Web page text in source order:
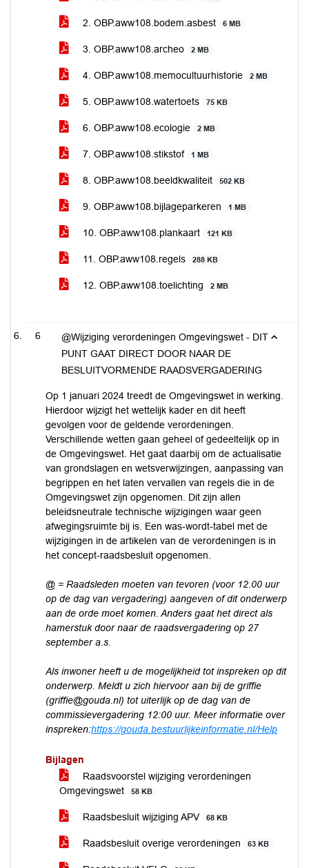
2. OBP.aww108.bodem.asbest 6 MB
3. OBP.aww108.archeo 2 MB
4. OBP.aww108.memocultuurhistorie 2 MB
5. OBP.aww108.watertoets 75 KB
6. OBP.aww108.ecologie 2 MB
7. OBP.aww108.stikstof 1 MB
8. OBP.aww108.beeldkwaliteit 502 KB
9. OBP.aww108.bijlageparkeren 1 MB
10. OBP.aww108.plankaart 121 KB
11. OBP.aww108.regels 288 KB
12. OBP.aww108.toelichting 2 MB
6
@Wijziging verordeningen Omgevingswet - DIT
PUNT GAAT DIRECT DOOR NAAR DE
BESLUITVORMENDE RAADSVERGADERING
Op 1 januari 2024 treedt de Omgevingswet in werking.
Hierdoor wijzigt het wettelijk kader en dit heeft
gevolgen voor de geldende verordeningen.
Verschillende wetten gaan geheel of gedeeltelijk op in
de Omgevingswet. Het gaat daarbij om de actualisatie
van grondslagen en wetsverwijzingen, aanpassing van
begrippen en het laten vervallen van regels die in de
Omgevingswet zijn opgenomen. Dit zijn allen
beleidsneutrale technische wijzigingen waar geen
afwegingsruimte bij is. Een was-wordt-tabel met de
wijzigingen in de artikelen van de verordeningen is in
het concept-raadsbesluit opgenomen.
@ = Raadsleden moeten van tevoren (voor 12.00 uur
op de dag van vergadering) aangeven of dit onderwerp
aan de orde moet komen. Anders gaat het direct als
hamerstuk door naar de raadsvergadering op 27
september a.s.
Als inwoner heeft u de mogelijkheid tot inspreken op dit
onderwerp. Meldt u zich hiervoor aan bij de griffie
(griffie@gouda.nl) tot uiterlijk op de dag van de
commissievergadering 12:00 uur. Meer informatie over
inspreken:https://gouda.bestuurlijkeinformatie.nl/Help
Bijlagen
Raadsvoorstel wijziging verordeningen
Omgevingswet
58 KB
Raadsbesluit wijziging APV 68 KB
Raadsbesluit overige verordeningen 63 KB